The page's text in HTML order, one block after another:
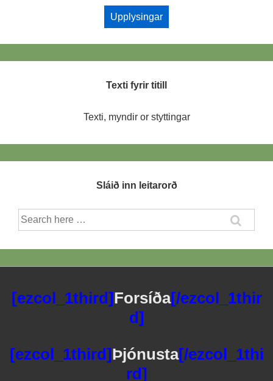
Upplysingar
Texti fyrir titill
Texti, myndir or styttingar
Sláið inn leitarorð
for:
[ezcol_1third]Forsíða[/ezcol_1thir
d]
[ezcol_1third]Þjónusta[/ezcol_1thi
rd]